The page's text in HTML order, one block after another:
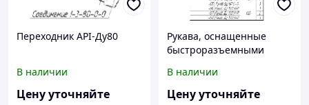
Переходник API-Ду80
В наличии
Цену уточняйте
Рукава, оснащенные
быстроразъемными
В наличии
Цену уточняйте